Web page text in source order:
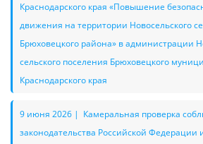
Краснодарского края «Повышение
движения на территории Новосельского
Брюховецкого района» в администрации
сельского поселения Брюховецкого
Краснодарского края
9 июня 2026 | Камеральная проверка
законодательства Российской Федерации